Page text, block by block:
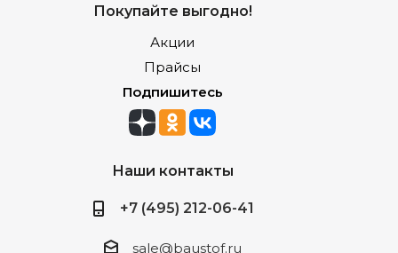
Покупайте выгодно!
Акции
Прайсы
Подпишитесь
Наши контакты
+7 (495) 212-06-41
sale@baustof.ru